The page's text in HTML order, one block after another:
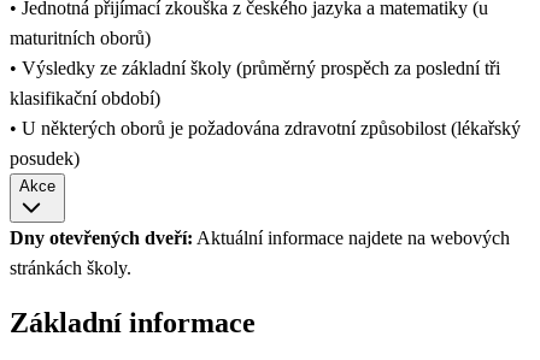
• Jednotná přijímací zkouška z českého jazyka a matematiky (u
maturitních oborů)
• Výsledky ze základní školy (průměrný prospěch za poslední tři
klasifikační období)
• U některých oborů je požadována zdravotní způsobilost (lékařský
posudek)
Akce
Dny otevřených dveří: Aktuální informace najdete na webových
stránkách školy.
Základní informace